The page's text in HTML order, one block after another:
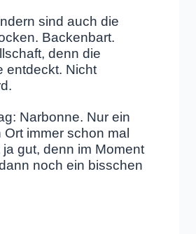
sind auch die
Backenbart.
denn die
entdeckt. Nicht
Narbonne. Nur ein
immer schon mal
gut, denn im Moment
noch ein bisschen